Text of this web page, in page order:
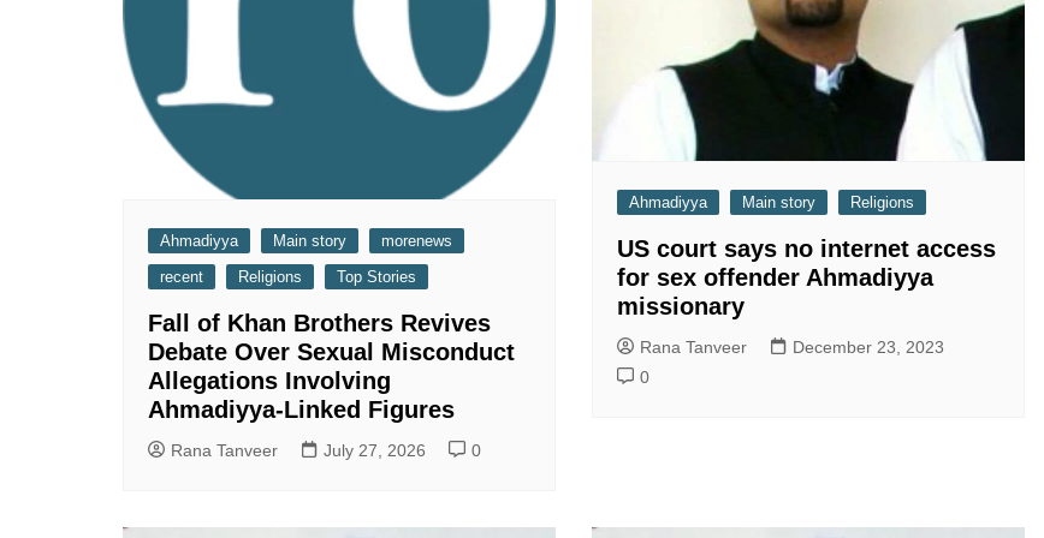
Ahmadiyya Main story
morenews
recent
Religions Top Stories
Fall of Khan Brothers Revives
Debate Over Sexual Misconduct
Allegations Involving
Ahmadiyya-Linked Figures
Rana Tanveer July 27, 2026 0
Ahmadiyya Main story Religions
US court says no internet access
for sex offender Ahmadiyya
missionary
Rana Tanveer
December 23, 2023
0